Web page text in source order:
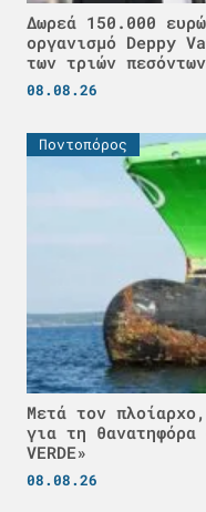
Δωρεά 150.000
οργανισμό Deppy
των τριών
08.08.26
Ποντοπόρος
Μετά τον
για τη θανατηφόρα
VERDE»
08.08.26